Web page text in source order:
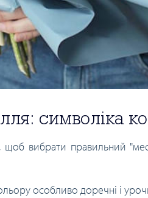
символіка
щоб вибрати правильний
особливо доречні і